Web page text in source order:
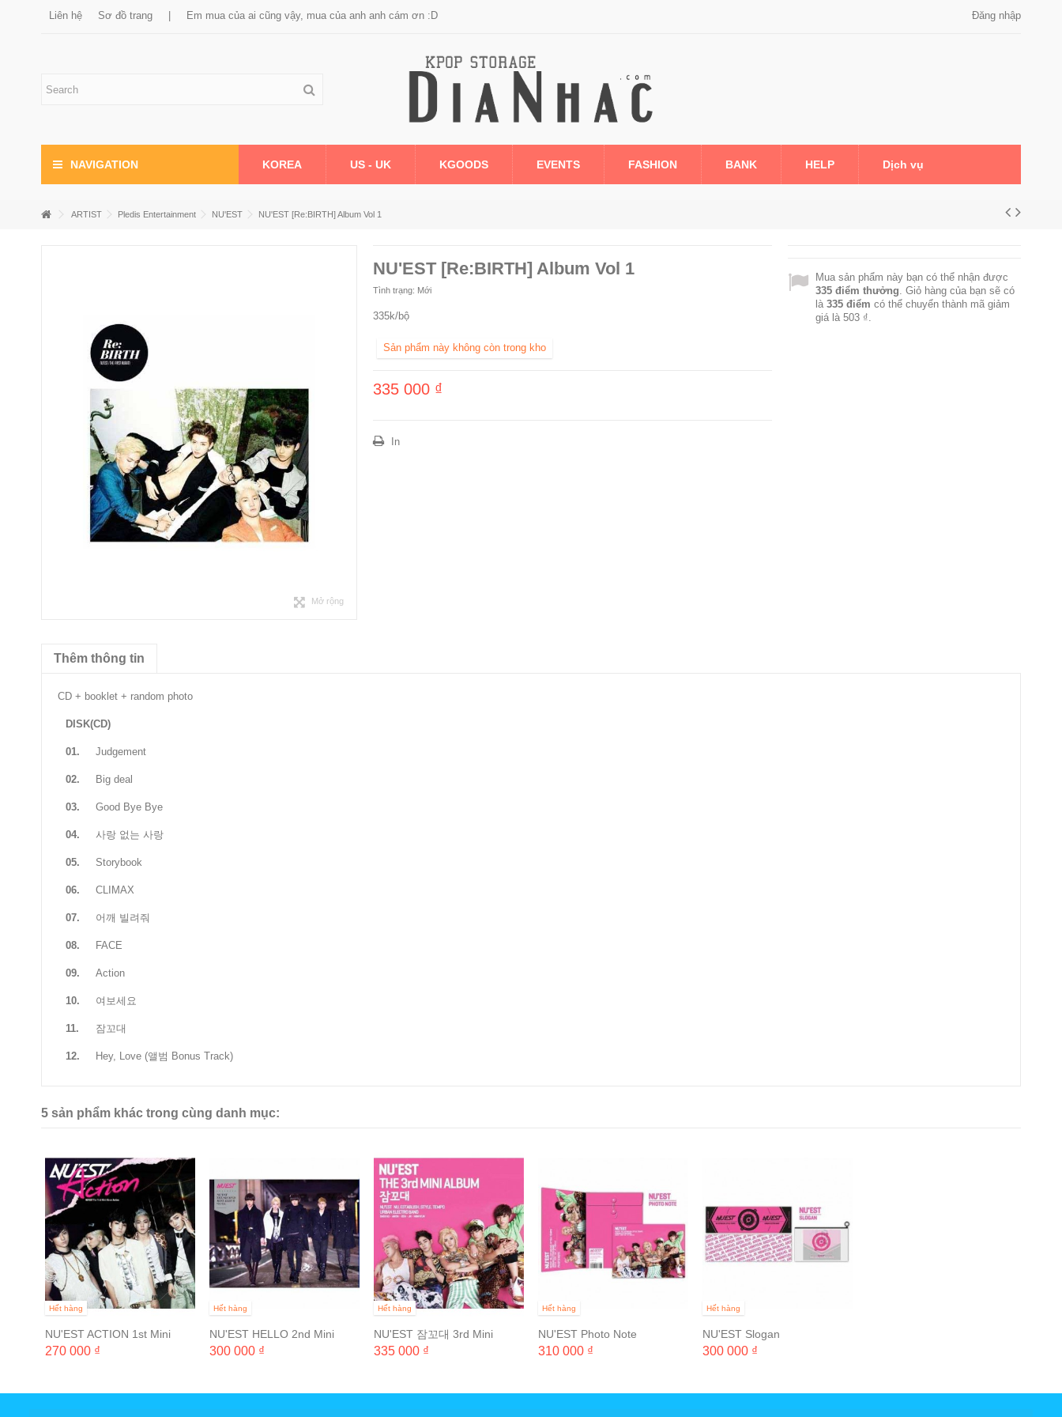
Liên hệ Sơ đồ trang Em mua của ai cũng vậy, mua của anh anh cám ơn :D Đăng nhập
NAVIGATION KOREA US - UK KGOODS EVENTS FASHION BANK HELP Dịch vụ
ARTIST Pledis Entertainment NU'EST NU'EST [Re:BIRTH] Album Vol 1
Mở rộng
NU'EST [Re:BIRTH] Album Vol 1
Tình trạng: Mới
335k/bộ
Sản phẩm này không còn trong kho
335 000 ₫
In
Mua sản phẩm này bạn có thể nhận được
335điểm thưởng. Giỏ hàng của bạn sẽ có
là 335điểm có thể chuyển thành mã giảm
giá là 503 ₫.
Thêm thông tin
CD + booklet + random photo
DISK(CD)
01. Judgement
02. Big deal
03. Good Bye Bye
04. 사랑 없는 사랑
05. Storybook
06. CLIMAX
07. 어깨 빌려줘
08. FACE
09. Action
10. 여보세요
11. 잠꼬대
12. Hey, Love (앨범 Bonus Track)
5 sản phẩm khác trong cùng danh mục:
Hết hàng
NU'EST ACTION 1st Mini
Album
270 000 ₫
Hết hàng
NU'EST HELLO 2nd Mini
Album
300 000 ₫
Hết hàng
NU'EST 잠꼬대 3rd Mini
Album
335 000 ₫
Hết hàng
NU'EST Photo Note
310 000 ₫
Hết hàng
NU'EST Slogan
300 000 ₫